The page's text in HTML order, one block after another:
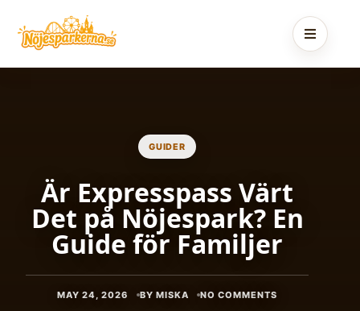
content
GUIDER
Är Expresspass Värt
Det på Nöjespark? En
Guide för Familjer
MAY 24, 2026 BY MISKA NO COMMENTS